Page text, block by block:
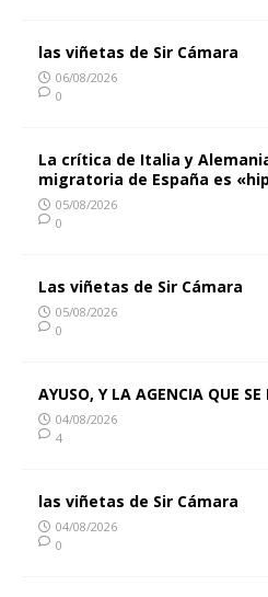
las viñetas de Sir Cámara
06/08/2026
0
La crítica de Italia y
migratoria de España es
05/08/2026
0
Las viñetas de Sir Cámara
05/08/2026
0
AYUSO, Y LA AGENCIA QUE
04/08/2026
4
las viñetas de Sir Cámara
04/08/2026
0